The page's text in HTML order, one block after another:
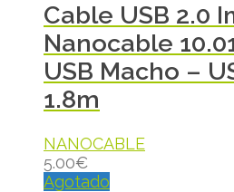
Cable USB 2.0
Nanocable
USB Macho –
1.8m
NANOCABLE
5.00€
Agotado